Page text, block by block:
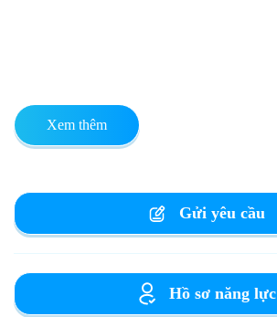
Xem thêm
Gửi yêu cầu
Hồ sơ năng lực